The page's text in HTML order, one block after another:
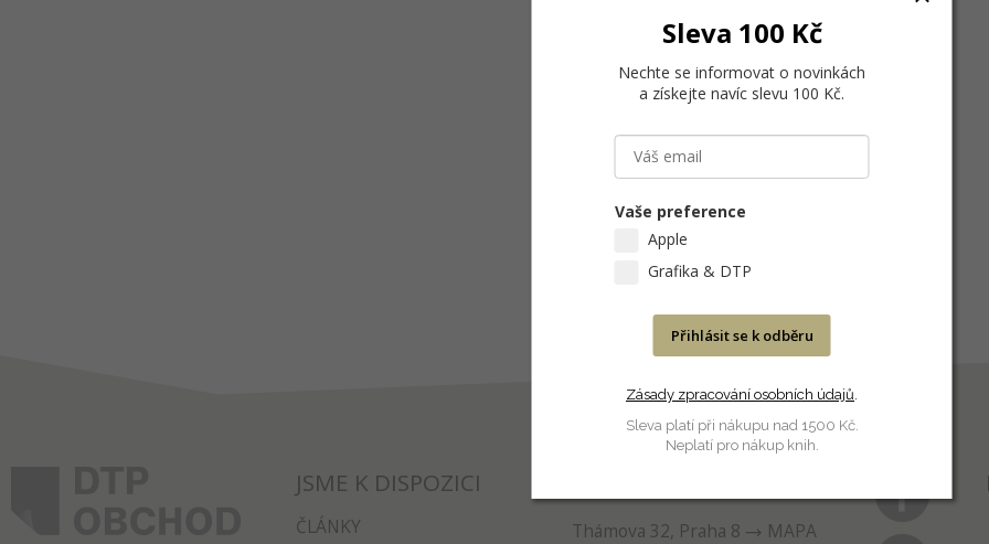
JSME K DISPOZICI
ČLÁNKY Thámova 32, Praha 8
MAPA
Sleva 100 Kč
Nechte se informovat o novinkách
a získejte navíc slevu 100 Kč.
Vaše preference
Apple
Grafika & DTP
Přihlásit se k odběru
Zásady zpracování osobních údajů.
Sleva platí při nákupu nad 1500 Kč.
Neplatí pro nákup knih.